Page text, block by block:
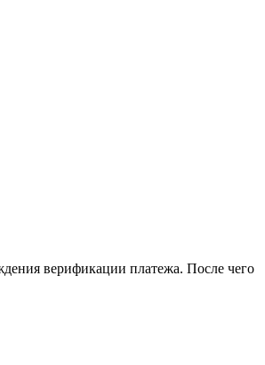
верификации платежа. После чего